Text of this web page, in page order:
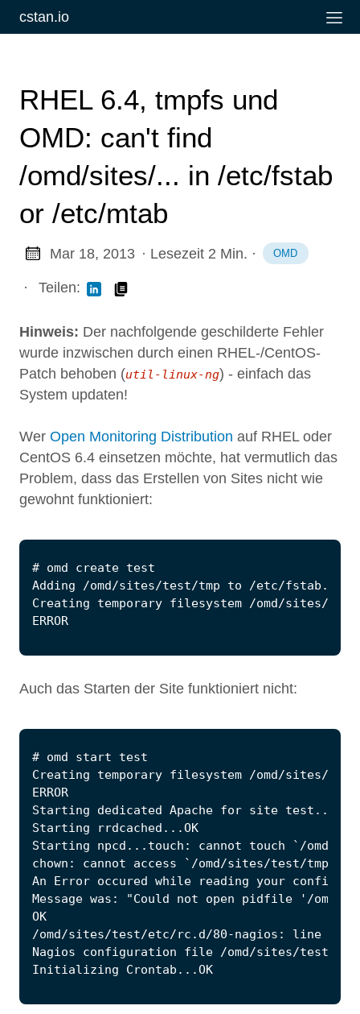
cstan.io
RHEL 6.4, tmpfs und
OMD: can't find
/omd/sites/... in /etc/fstab
or /etc/mtab
Mar 18, 2013 · Lesezeit 2 Min. · OMD
· Teilen:
Hinweis: Der nachfolgende geschilderte Fehler
wurde inzwischen durch einen RHEL-/CentOS-
Patch behoben (util-linux-ng) - einfach das
System updaten!
Wer Open Monitoring Distribution auf RHEL oder
CentOS 6.4 einsetzen möchte, hat vermutlich das
Problem, dass das Erstellen von Sites nicht wie
gewohnt funktioniert:
Auch das Starten der Site funktioniert nicht: